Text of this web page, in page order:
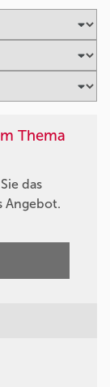
Thema
das
Angebot.